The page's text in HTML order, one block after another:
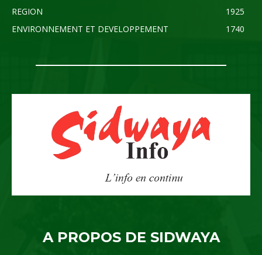
REGION
1925
ENVIRONNEMENT ET DEVELOPPEMENT
1740
A PROPOS DE SIDWAYA